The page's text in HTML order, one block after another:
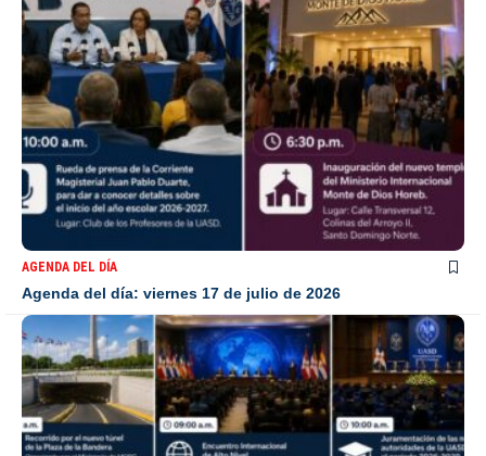
AGENDA DEL DÍA
Agenda del día: viernes 17 de julio de 2026